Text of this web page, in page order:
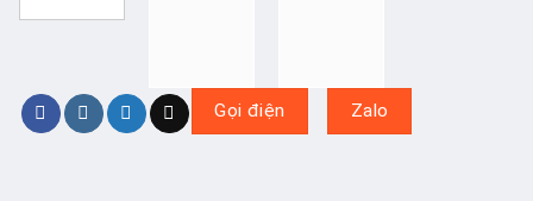
Gọi điện Zalo